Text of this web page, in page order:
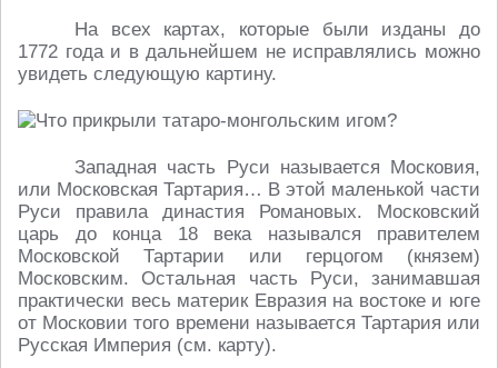
На всех картах, которые были изданы до
1772 года и в дальнейшем не исправлялись можно
увидеть следующую картину.
Западная часть Руси называется Московия,
или Московская Тартария… В этой маленькой части
Руси правила династия Романовых. Московский
царь до конца 18 века назывался правителем
Московской Тартарии или герцогом (князем)
Московским. Остальная часть Руси, занимавшая
практически весь материк Евразия на востоке и юге
от Московии того времени называется Тартария или
Русская Империя (см. карту).